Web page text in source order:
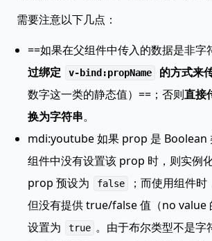
需要注意以下几点：
==如果在父组件中传入的数据是非字
过绑定
v-bind:propName 的方式来
数字这一类的静态值）==；否则直接
换为字符串。
mdi:youtube如果 prop 是 Boolean
组件中没有设置该 prop 时，则实例
prop 预设为
false
；而使用组件
但没有提供 true/false 值（no value
设置为
true 。由于布尔类型不是字